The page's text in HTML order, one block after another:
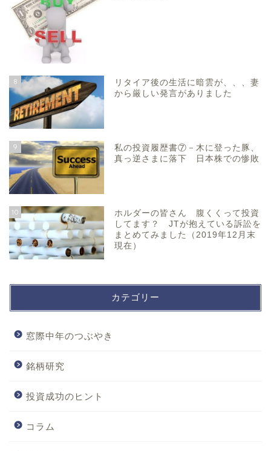
8
リタイア後の生活に暗雲が、、、妻
から厳しい発言がありました
9
私の投資履歴書⑦－木に登った豚、
真っ逆さまに落下 日本株での惨敗
10
ホルダーの皆さん 腹くくって投資
してます？ JTが抱えている訴訟を
まとめてみました（2019年12月末
現在）
カテゴリー
窓際中年のつぶやき
銘柄研究
投資成功のヒント
コラム